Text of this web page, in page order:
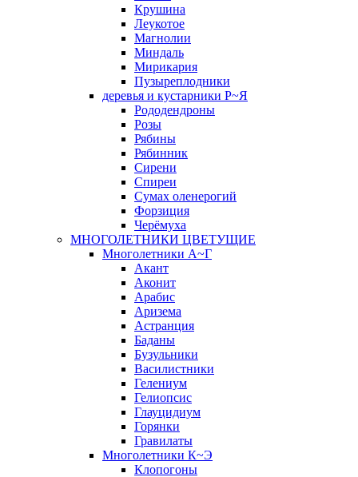
Крушина
Леукотое
Магнолии
Миндаль
Мирикария
Пузыреплодники
деревья и кустарники Р~Я
Рододендроны
Розы
Рябины
Рябинник
Сирени
Спиреи
Сумах оленерогий
Форзиция
Черёмуха
МНОГОЛЕТНИКИ ЦВЕТУЩИЕ
Многолетники А~Г
Акант
Аконит
Арабис
Аризема
Астранция
Баданы
Бузульники
Василистники
Гелениум
Гелиопсис
Глауцидиум
Горянки
Гравилаты
Многолетники К~Э
Клопогоны